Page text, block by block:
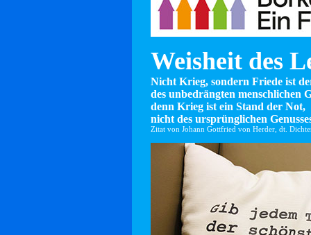
Weisheit des
Nicht Krieg, sondern Friede ist
des unbedrängten menschlichen
denn Krieg ist ein Stand der Not,
nicht des ursprünglichen
Zitat von Johann Gottfried von Herder, dt.